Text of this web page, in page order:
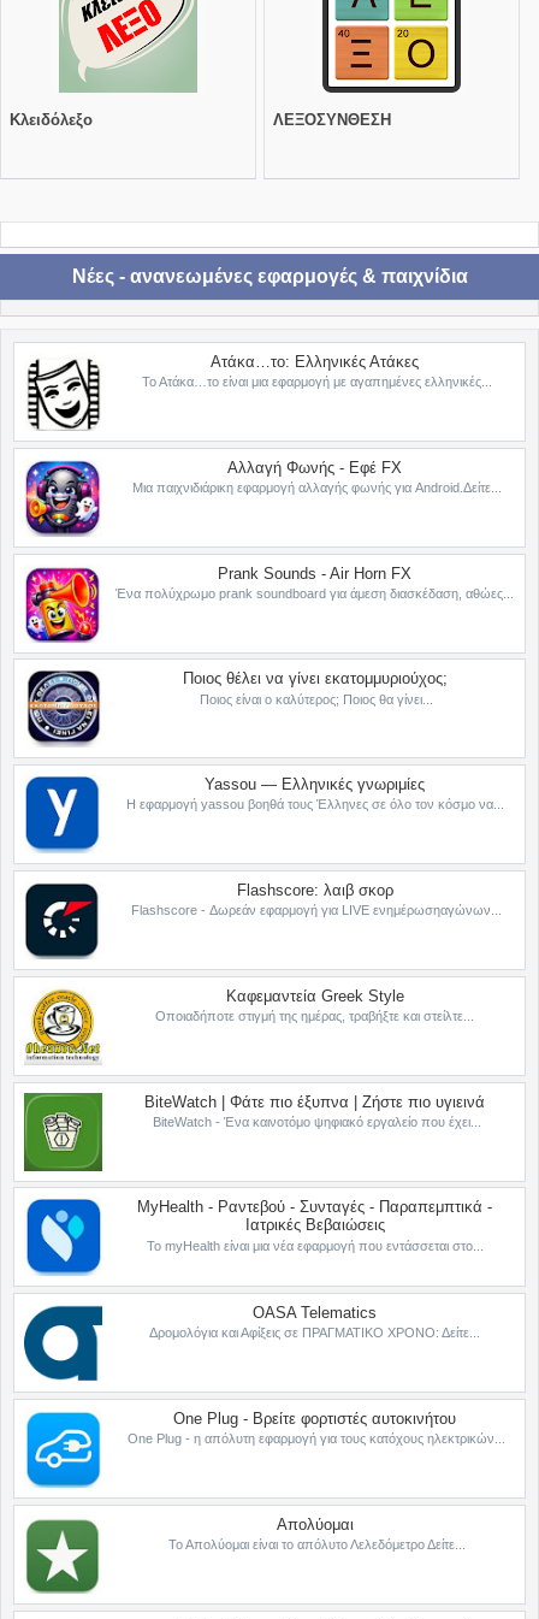
Κλειδόλεξο ΛΕΞΟΣΥΝΘΕΣΗ
Νέες - ανανεωμένες εφαρμογές & παιχνίδια
Ατάκα…το: Ελληνικές Ατάκες
Το Ατάκα…το είναι μια εφαρμογή με αγαπημένες ελληνικές...
Αλλαγή Φωνής - Εφέ FX
Μια παιχνιδιάρικη εφαρμογή αλλαγής φωνής για Android.Δείτε...
Prank Sounds - Air Horn FX
Ένα πολύχρωμο prank soundboard για άμεση διασκέδαση, αθώες...
Ποιος θέλει να γίνει εκατομμυριούχος;
Ποιος είναι ο καλύτερος; Ποιος θα γίνει...
Yassou — Ελληνικές γνωριμίες
Η εφαρμογή yassou βοηθά τους Έλληνες σε όλο τον κόσμο να...
Flashscore: λαιβ σκορ
Flashscore - Δωρεάν εφαρμογή για LIVE ενημέρωσηαγώνων...
Καφεμαντεία Greek Style
Οποιαδήποτε στιγμή της ημέρας, τραβήξτε και στείλτε...
BiteWatch | Φάτε πιο έξυπνα | Ζήστε πιο υγιεινά
BiteWatch - Ένα καινοτόμο ψηφιακό εργαλείο που έχει...
MyHealth - Ραντεβού - Συνταγές - Παραπεμπτικά -
Ιατρικές Βεβαιώσεις
Το myHealth είναι μια νέα εφαρμογή που εντάσσεται στο...
OASA Telematics
Δρομολόγια και Αφίξεις σε ΠΡΑΓΜΑΤΙΚΟ ΧΡΟΝΟ: Δείτε...
One Plug - Βρείτε φορτιστές αυτοκινήτου
One Plug - η απόλυτη εφαρμογή για τους κατόχους ηλεκτρικών...
Απολύομαι
Το Απολύομαι είναι το απόλυτο Λελεδόμετρο Δείτε...